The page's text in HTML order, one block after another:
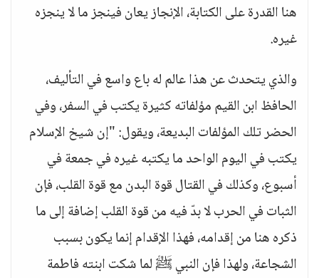
هنا القدرة على الكتابة، الإنجاز يعان فينجز ما لا ينجزه
غيره.
والذي يتحدث عن هذا عالم له باع واسع في التأليف،
الحافظ ابن القيم مؤلفاته كثيرة يكتب في السفر، وفي
الحضر تلك المؤلفات البديعة، ويقول: "إن شيخ الإسلام
يكتب في اليوم الواحد ما يكتبه غيره في جمعة في
أسبوع، وكذلك في القتال قوة البدن مع قوة القلب، فإن
الثبات في الحرب لا بدّ فيه من قوة القلب إضافة إلى ما
ذكره هنا من إقدامه، فهذا الإقدام إنما يكون بسبب
الشجاعة، ولهذا فإن النبي ﷺ لما شكت ابنته فاطمة